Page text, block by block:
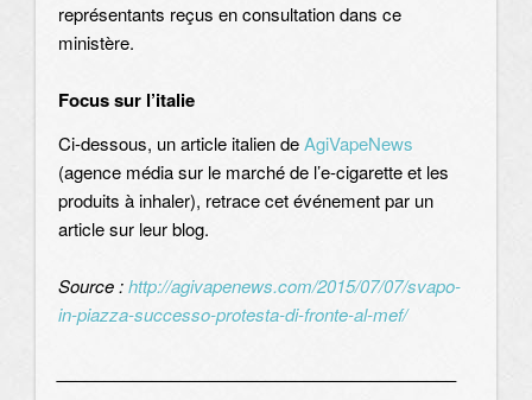
représentants reçus en consultation dans ce
ministère.
Focus sur l’italie
Ci-dessous, un article italien deAgiVapeNews
(agence média sur le marché de l’e-cigarette et les
produits à inhaler), retrace cet événement par un
article sur leur blog.
Source :http://agivapenews.com/2015/07/07/svapo-
in-piazza-successo-protesta-di-fronte-al-mef/